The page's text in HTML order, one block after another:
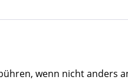
wenn nicht anders